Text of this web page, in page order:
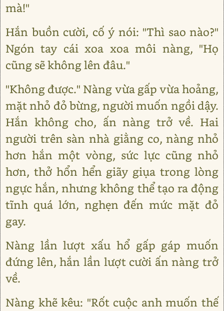
mà!"
Hắn buồn cười, cố ý nói: "Thì sao nào?"
Ngón tay cái xoa xoa môi nàng, "Họ
cũng sẽ không lên đâu."
"Không được." Nàng vừa gấp vừa hoảng,
mặt nhỏ đỏ bừng, người muốn ngồi dậy.
Hắn không cho, ấn nàng trở về. Hai
người trên sàn nhà giằng co, nàng nhỏ
hơn hắn một vòng, sức lực cũng nhỏ
hơn, thở hổn hển giãy giụa trong lòng
ngực hắn, nhưng không thể tạo ra động
tĩnh quá lớn, nghẹn đến mức mặt đỏ
gay.
Nàng lần lượt xấu hổ gấp gáp muốn
đứng lên, hắn lần lượt cười ấn nàng trở
về.
Nàng khẽ kêu: "Rốt cuộc anh muốn thế